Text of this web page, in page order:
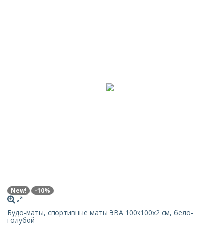
New! -10%
Будо-маты, спортивные маты ЭВА 100х100x2 см, бело-
голубой